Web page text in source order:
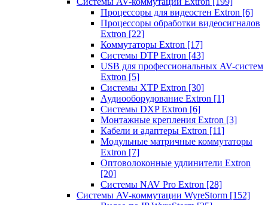
Процессоры для видеостен Extron [6]
Процессоры обработки видеосигналов
Extron [22]
Коммутаторы Extron [17]
Системы DTP Extron [43]
USB для профессиональных AV-систем
Extron [5]
Системы XTP Extron [30]
Аудиооборудование Extron [1]
Системы DXP Extron [6]
Монтажные крепления Extron [3]
Кабели и адаптеры Extron [11]
Модульные матричные коммутаторы
Extron [7]
Оптоволоконные удлинители Extron
[20]
Системы NAV Pro Extron [28]
Системы AV-коммутации WyreStorm [152]